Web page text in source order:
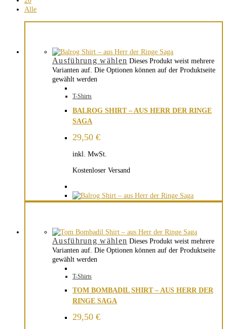
Alle
Ausführung wählen Dieses Produkt weist mehrere
Varianten auf. Die Optionen können auf der Produktseite
gewählt werden
T-Shirts
BALROG SHIRT – AUS HERR DER RINGE
SAGA
29,50 €
inkl. MwSt.
Kostenloser Versand
Ausführung wählen Dieses Produkt weist mehrere
Varianten auf. Die Optionen können auf der Produktseite
gewählt werden
T-Shirts
TOM BOMBADIL SHIRT – AUS HERR DER
RINGE SAGA
29,50 €